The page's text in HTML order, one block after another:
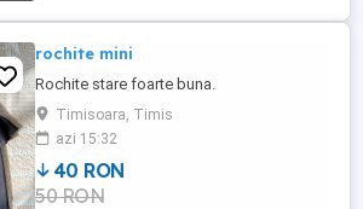
rochite mini
Rochite stare foarte buna.
Timisoara, Timis
azi 15:32
40 RON
50 RON